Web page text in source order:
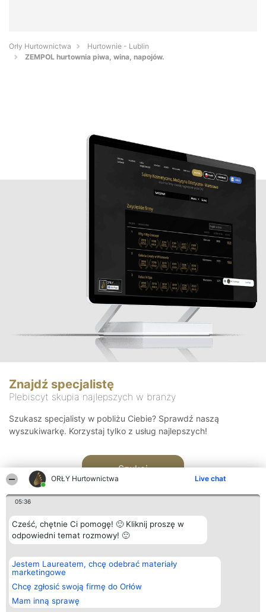
ORŁY Hurtownictwa Live chat
05:36
Cześć, chętnie Ci pomogę! 🙂 Kliknij proszę w
odpowiedni temat rozmowy! 🙂
Jestem Laureatem, chcę odebrać materiały
marketingowe
Chcę zgłosić swoją firmę do Orłów
Mam inną sprawę
Orły Hurtownictwa
Hurtownie - Lublin
ZEMPOL hurtownia piwa, wina, napojów.
Znajdź specjalistę
Plebiscyt skupia najlepszych w branży
Szukasz specjalisty w pobliżu Ciebie? Sprawdź naszą
wyszukiwarkę. Korzystaj tylko z usług najlepszych!
Szukaj
Organizator plebiscytu
Bright Side Solutions sp. z o.
o. sp. k.
ul. Ruska 22
Wrocław 50-079
KRS 0000749100 | Regon
381313360 | NIP 8943132676
Plebiscyt
Laureaci
wszystkich
Laureatów
Regulamin
Kontakt
Kontakt